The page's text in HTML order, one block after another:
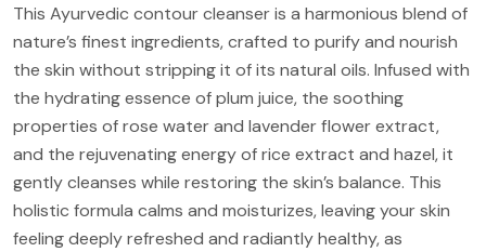
This Ayurvedic contour cleanser is a harmonious blend of
nature’s finest ingredients, crafted to purify and nourish
the skin without stripping it of its natural oils. Infused with
the hydrating essence of plum juice, the soothing
properties of rose water and lavender flower extract,
and the rejuvenating energy of rice extract and hazel, it
gently cleanses while restoring the skin’s balance. This
holistic formula calms and moisturizes, leaving your skin
feeling deeply refreshed and radiantly healthy, as